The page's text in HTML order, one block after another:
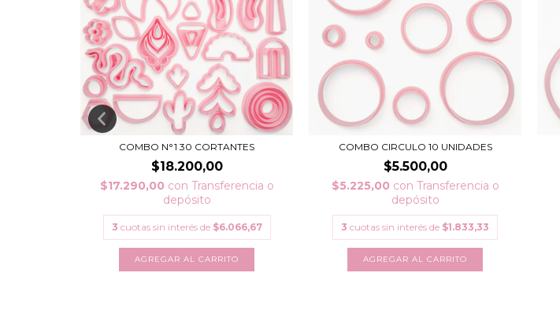
COMBO N°1 30 CORTANTES
$18.200,00
$17.290,00 con Transferencia o
depósito
3 cuotas sin interés de $6.066,67
COMBO CIRCULO 10 UNIDADES
$5.500,00
$5.225,00 con Transferencia o
depósito
3 cuotas sin interés de $1.833,33